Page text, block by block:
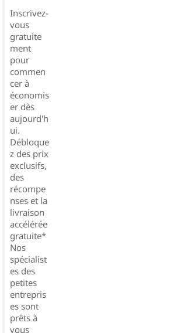
Inscrivez-
vous
gratuite
ment
pour
commen
cer à
économis
er dès
aujourd'h
ui.
Débloque
z des prix
exclusifs,
des
récompe
nses et la
livraison
accélérée
gratuite*
Nos
spécialist
es des
petites
entrepris
es sont
prêts à
vous